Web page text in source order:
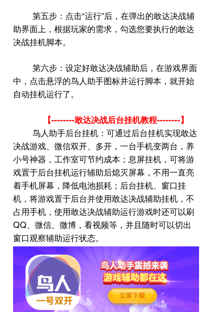
第五步：点击“运行”后，在弹出的敢达决战辅
助界面上，根据玩家的需求，勾选您要执行的敢达
决战挂机脚本。
第六步：设定好敢达决战辅助后，在游戏界面
中，点击悬浮的鸟人助手图标并运行脚本，就开始
自动挂机运行了。
【--------敢达决战后台挂机教程--------】
鸟人助手后台挂机：可通过后台挂机实现敢达
决战游戏、微信双开、多开，一台手机变两台，养
小号神器，工作室可节约成本；息屏挂机，可将游
戏置于后台挂机运行辅助后熄灭屏幕，不用一直亮
着手机屏幕，降低电池损耗；后台挂机、窗口挂
机，将游戏置于后台并使用敢达决战辅助挂机，不
占用手机，使用敢达决战辅助运行游戏时还可以刷
QQ、微信、微博，看视频等，并且随时可以切出
窗口观察辅助运行状态。